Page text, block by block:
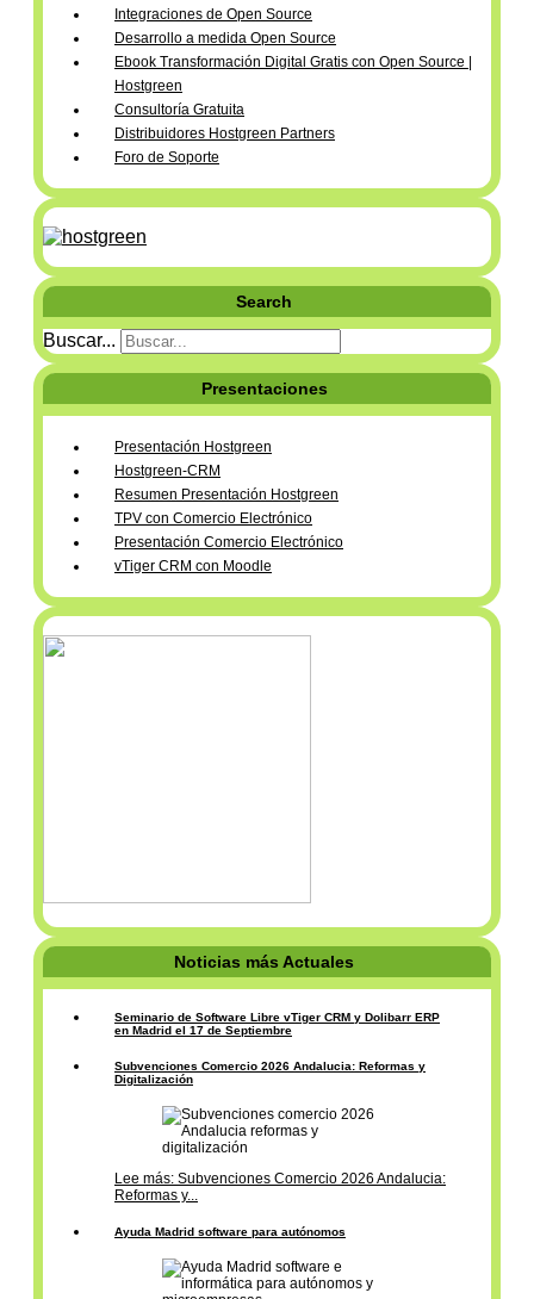
Integraciones de Open Source
Desarrollo a medida Open Source
Ebook Transformación Digital Gratis con Open Source |
Hostgreen
Consultoría Gratuita
Distribuidores Hostgreen Partners
Foro de Soporte
Search
Buscar...
Presentaciones
Presentación Hostgreen
Hostgreen-CRM
Resumen Presentación Hostgreen
TPV con Comercio Electrónico
Presentación Comercio Electrónico
vTiger CRM con Moodle
Noticias más Actuales
Seminario de Software Libre vTiger CRM y Dolibarr ERP
en Madrid el 17 de Septiembre
Subvenciones Comercio 2026 Andalucia: Reformas y
Digitalización
Lee más: Subvenciones Comercio 2026 Andalucia:
Reformas y...
Ayuda Madrid software para autónomos